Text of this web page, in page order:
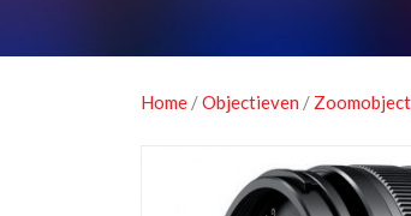
Home /Objectieven /